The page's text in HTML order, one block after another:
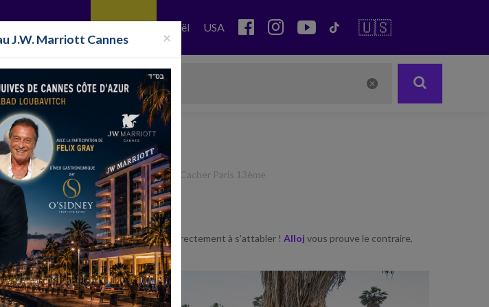
Israël USA 🇺🇸
Bassari
Restaurant Cacher Paris Restaurant Cacher Paris 13ème
un quartier tendance, où l'on pense directement à s'attabler ! Alloj vous prouve le contraire,
liste Lire la suite...
×
J.W. Marriott Cannes